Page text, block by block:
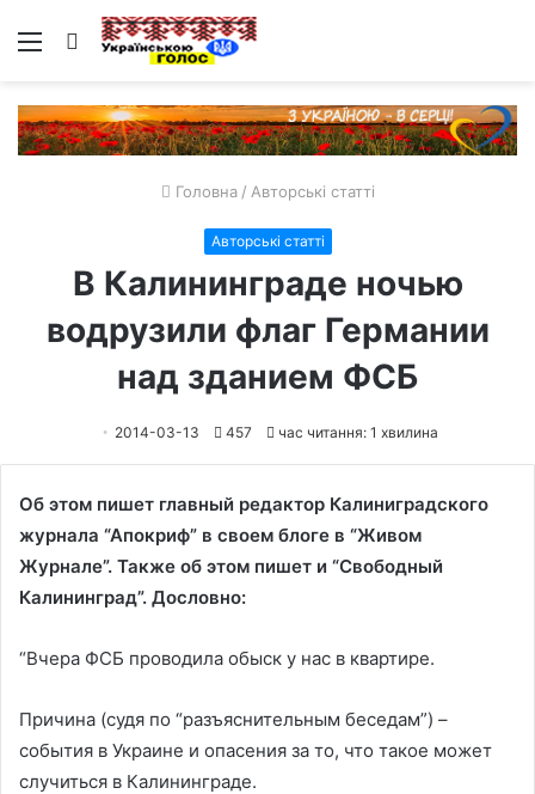
Меню Пошук
Головна / Авторські статті
Авторські статті
В Калининграде ночью
водрузили флаг Германии
над зданием ФСБ
2014-03-13 457 час читання: 1 хвилина
Об этом пишет главный редактор Калиниградского
журнала “Апокриф” в своем блоге в “Живом
Журнале”. Также об этом пишет и “Свободный
Калининград”. Дословно:
“Вчера ФСБ проводила обыск у нас в квартире.
Причина (судя по “разъяснительным беседам”) –
события в Украине и опасения за то, что такое может
случиться в Калининграде.